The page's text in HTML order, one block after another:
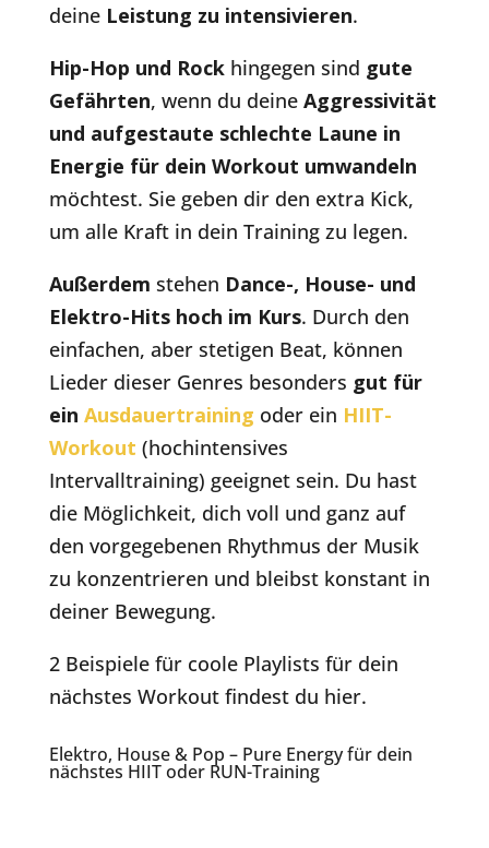
deine Leistung zu intensivieren.
Hip-Hop und Rockhingegen sind gute
Gefährten, wenn du deine Aggressivität
und aufgestaute schlechte Laune in
Energie für dein Workout umwandeln
möchtest. Sie geben dir den extra Kick,
um alle Kraft in dein Training zu legen.
Außerdem stehen Dance-, House- und
Elektro-Hits hoch im Kurs. Durch den
einfachen, aber stetigen Beat, können
Lieder dieser Genres besonders gut für
ein Ausdauertraining oder ein HIIT-
Workout (hochintensives
Intervalltraining) geeignet sein. Du hast
die Möglichkeit, dich voll und ganz auf
den vorgegebenen Rhythmus der Musik
zu konzentrieren und bleibst konstant in
deiner Bewegung.
2 Beispiele für coole Playlists für dein
nächstes Workout findest du hier.
Elektro, House & Pop – Pure Energy für dein
nächstes HIIT oder RUN-Training